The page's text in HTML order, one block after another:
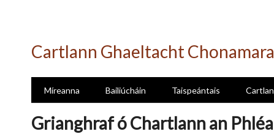
Cartlann Ghaeltacht Chonamara
Míreanna Bailiúcháin Taispeántais
Grianghraf ó Chartlann an